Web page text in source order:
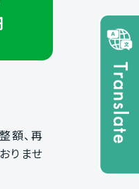
額、再
りませ